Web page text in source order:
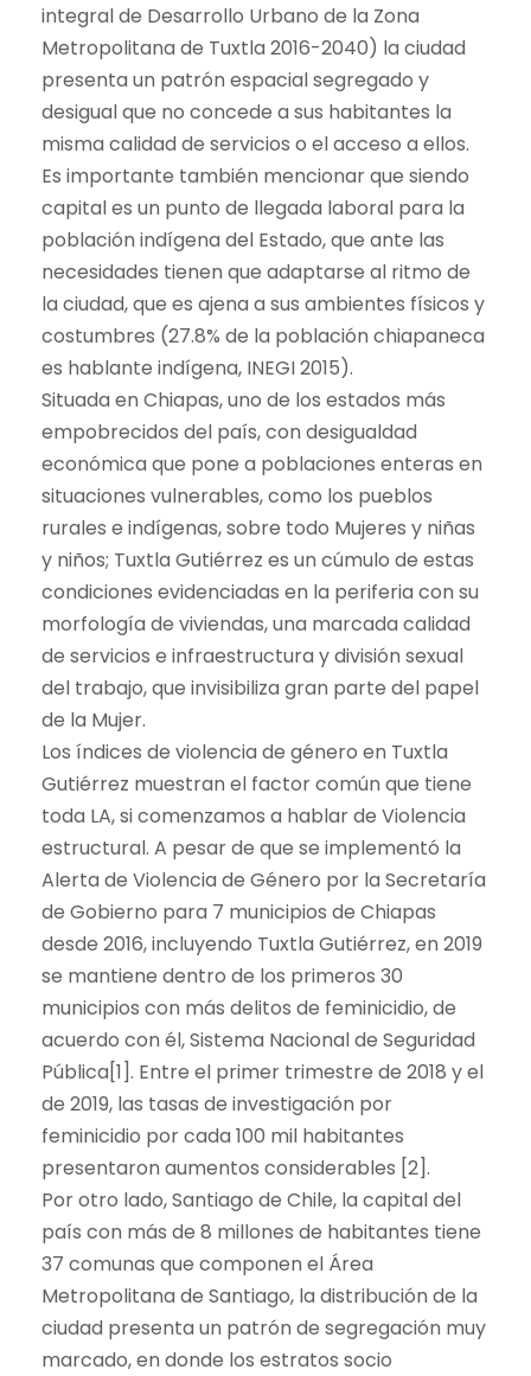
integral de Desarrollo Urbano de la Zona
Metropolitana de Tuxtla 2016-2040) la ciudad
presenta un patrón espacial segregado y
desigual que no concede a sus habitantes la
misma calidad de servicios o el acceso a ellos.
Es importante también mencionar que siendo
capital es un punto de llegada laboral para la
población indígena del Estado, que ante las
necesidades tienen que adaptarse al ritmo de
la ciudad, que es ajena a sus ambientes físicos y
costumbres (27.8% de la población chiapaneca
es hablante indígena, INEGI 2015).
Situada en Chiapas, uno de los estados más
empobrecidos del país, con desigualdad
económica que pone a poblaciones enteras en
situaciones vulnerables, como los pueblos
rurales e indígenas, sobre todo Mujeres y niñas
y niños; Tuxtla Gutiérrez es un cúmulo de estas
condiciones evidenciadas en la periferia con su
morfología de viviendas, una marcada calidad
de servicios e infraestructura y división sexual
del trabajo, que invisibiliza gran parte del papel
de la Mujer.
Los índices de violencia de género en Tuxtla
Gutiérrez muestran el factor común que tiene
toda LA, si comenzamos a hablar de Violencia
estructural. A pesar de que se implementó la
Alerta de Violencia de Género por la Secretaría
de Gobierno para 7 municipios de Chiapas
desde 2016, incluyendo Tuxtla Gutiérrez, en 2019
se mantiene dentro de los primeros 30
municipios con más delitos de feminicidio, de
acuerdo con él, Sistema Nacional de Seguridad
Pública[1]. Entre el primer trimestre de 2018 y el
de 2019, las tasas de investigación por
feminicidio por cada 100 mil habitantes
presentaron aumentos considerables [2].
Por otro lado, Santiago de Chile, la capital del
país con más de 8 millones de habitantes tiene
37 comunas que componen el Área
Metropolitana de Santiago, la distribución de la
ciudad presenta un patrón de segregación muy
marcado, en donde los estratos socio